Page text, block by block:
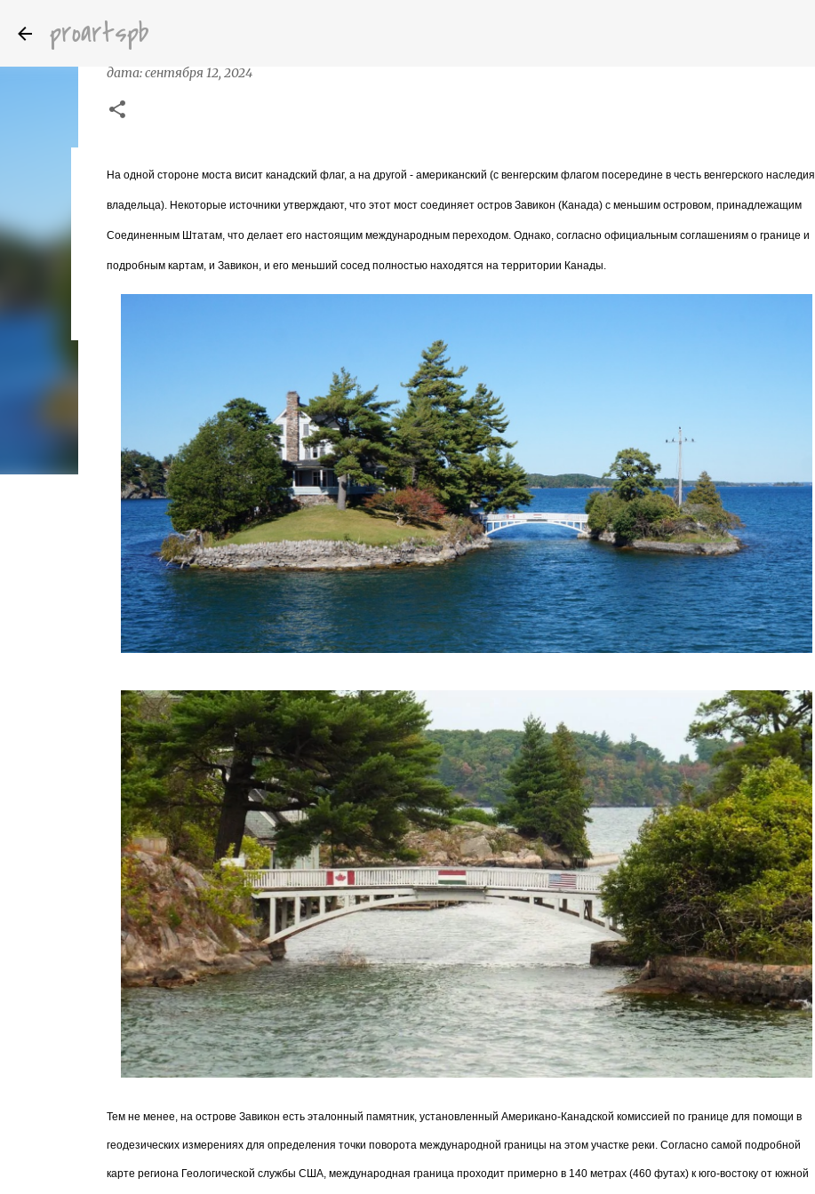
proartspb
Бумажные скульптуры канадского художника Келвина Николса (Calvin Nicholls)
дата:октября 14, 2022
дата:сентября 12, 2024
На одной стороне моста висит канадский флаг, а на другой - американский (с венгерским флагом посередине в честь венгерского наследия
владельца). Некоторые источники утверждают, что этот мост соединяет остров Завикон (Канада) с меньшим островом, принадлежащим
Соединенным Штатам, что делает его настоящим международным переходом. Однако, согласно официальным соглашениям о границе и
подробным картам, и Завикон, и его меньший сосед полностью находятся на территории Канады.
Тем не менее, на острове Завикон есть эталонный памятник, установленный Американо-Канадской комиссией по границе для помощи в
геодезических измерениях для определения точки поворота международной границы на этом участке реки. Согласно самой подробной
карте региона Геологической службы США, международная граница проходит примерно в 140 метрах (460 футах) к юго-востоку от южной